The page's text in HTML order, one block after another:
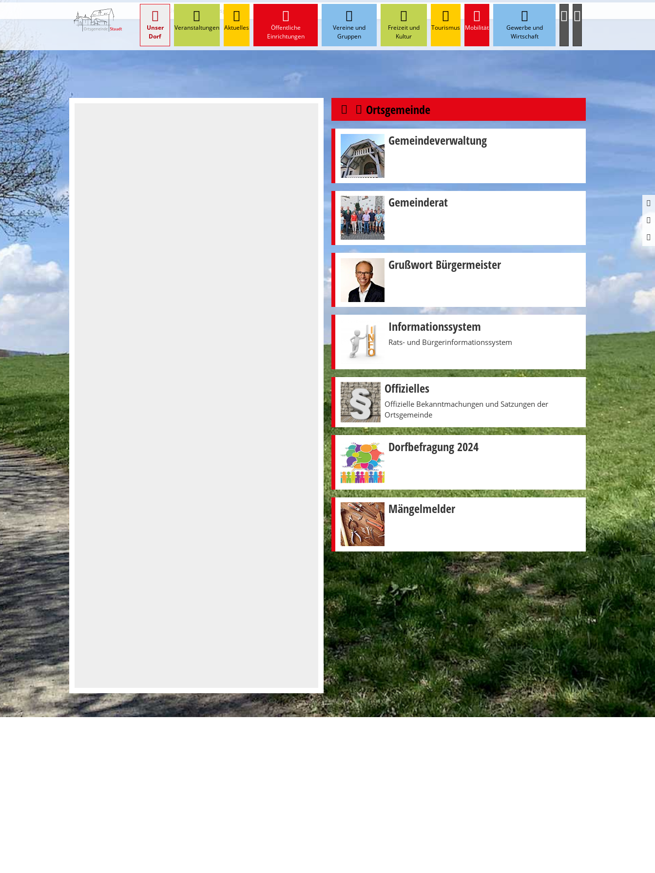
Unser
Dorf
Veranstaltungen Aktuelles
Öffentliche
Einrichtungen
Vereine und
Gruppen
Freizeit und
Kultur
Tourismus Mobilität
Gewerbe und
Wirtschaft
Start Unser Dorf Ortsgemeinde
Ortsgemeinde
Gemeindeverwaltung
Gemeinderat
Grußwort Bürgermeister
Informationssystem
Rats- und Bürgerinformationssystem
Offizielles
Offizielle Bekanntmachungen und Satzungen der
Ortsgemeinde
Dorfbefragung 2024
Mängelmelder